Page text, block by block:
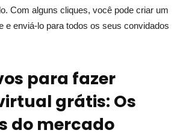
Com alguns cliques, você pode criar um
e enviá-lo para todos os seus convidados
para fazer
grátis: Os
do mercado